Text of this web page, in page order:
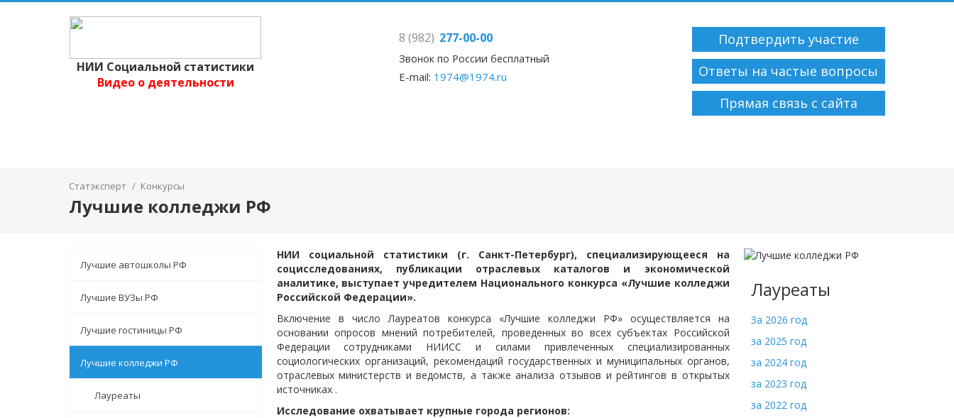
НИИ Социальной статистики
Видео о деятельности
8 (982) 277-00-00
Звонок по России бесплатный
E-mail: 1974@1974.ru
Подтвердить участие
Ответы на частые вопросы
Прямая связь с сайта
Статэксперт / Конкурсы
Лучшие колледжи РФ
Лучшие автошколы РФ
Лучшие ВУЗы РФ
Лучшие гостиницы РФ
Лучшие колледжи РФ
Лауреаты
НИИ социальной статистики (г. Санкт-Петербург), специализирующееся на
социсследованиях, публикации отраслевых каталогов и экономической
аналитике, выступает учредителем Национального конкурса «Лучшие колледжи
Российской Федерации».
Включение в число Лауреатов конкурса «Лучшие колледжи РФ» осуществляется на
основании опросов мнений потребителей, проведенных во всех субъектах Российской
Федерации сотрудниками НИИСС и силами привлеченных специализированных
социологических организаций, рекомендаций государственных и муниципальных органов,
отраслевых министерств и ведомств, а также анализа отзывов и рейтингов в открытых
источниках .
Исследование охватывает крупные города регионов:
Лауреаты
За 2026 год
за 2025 год
за 2024 год
за 2023 год
за 2022 год